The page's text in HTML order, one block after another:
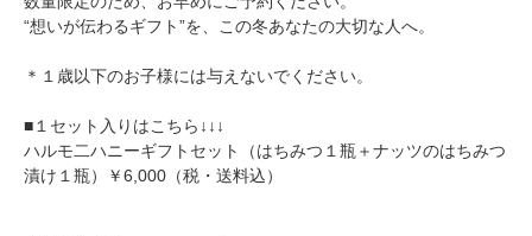
“想いが伝わるギフト”を、この冬あなたの大切な人へ。
＊１歳以下のお子様には与えないでください。
■１セット入りはこちら↓↓↓
ハルモ二ハニーギフトセット（はちみつ１瓶＋ナッツのはちみつ
漬け１瓶）￥6,000（税・送料込）